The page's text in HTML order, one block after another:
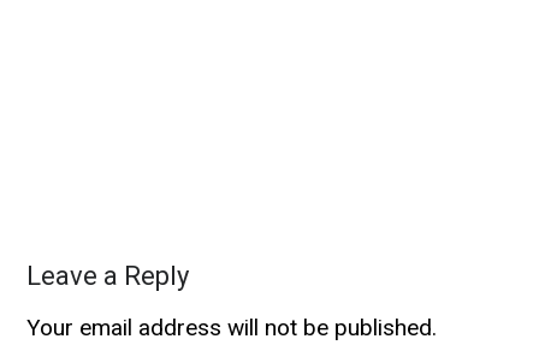
Leave a Reply
Your email address will not be published.